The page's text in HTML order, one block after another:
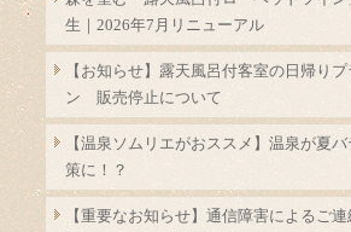
生｜2026年7月リニューアル
【お知らせ】露天風呂付客室の日帰りプ
ン 販売停止について
【温泉ソムリエがおススメ】温泉が夏
策に！？
【重要なお知らせ】通信障害によるご連